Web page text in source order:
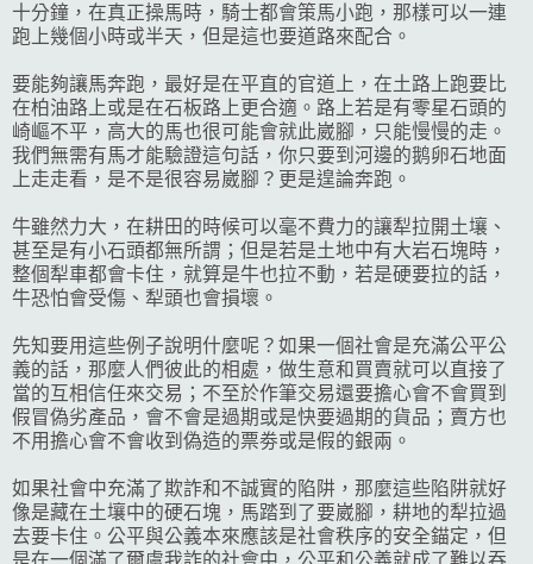
十分鐘，在真正操馬時，騎士都會策馬小跑，那樣可以一連
跑上幾個小時或半天，但是這也要道路來配合。
要能夠讓馬奔跑，最好是在平直的官道上，在土路上跑要比
在柏油路上或是在石板路上更合適。路上若是有零星石頭的
崎嶇不平，高大的馬也很可能會就此崴腳，只能慢慢的走。
我們無需有馬才能驗證這句話，你只要到河邊的鹅卵石地面
上走走看，是不是很容易崴腳？更是遑論奔跑。
牛雖然力大，在耕田的時候可以毫不費力的讓犁拉開土壤、
甚至是有小石頭都無所謂；但是若是土地中有大岩石塊時，
整個犁車都會卡住，就算是牛也拉不動，若是硬要拉的話，
牛恐怕會受傷、犁頭也會損壞。
先知要用這些例子說明什麼呢？如果一個社會是充滿公平公
義的話，那麼人們彼此的相處，做生意和買賣就可以直接了
當的互相信任來交易；不至於作筆交易還要擔心會不會買到
假冒偽劣產品，會不會是過期或是快要過期的貨品；賣方也
不用擔心會不會收到偽造的票劵或是假的銀兩。
如果社會中充滿了欺詐和不誠實的陷阱，那麼這些陷阱就好
像是藏在土壤中的硬石塊，馬踏到了要崴腳，耕地的犁拉過
去要卡住。公平與公義本來應該是社會秩序的安全錨定，但
是在一個滿了爾虞我詐的社會中，公平和公義就成了難以吞